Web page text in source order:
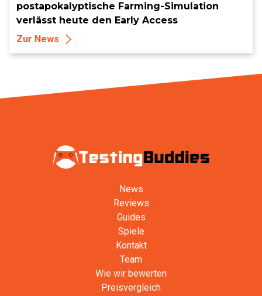
postapokalyptische Farming-Simulation
verlässt heute den Early Access
Zur News
News
Reviews
Guides
Spiele
Kontakt
Team
Wie wir bewerten
Preisvergleich